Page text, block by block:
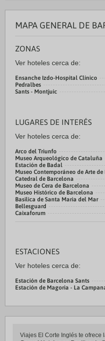
MAPA GENERAL DE
ZONAS
Ver hoteles cerca de:
Ensanche Izdo-Hospital Clínico
Pedralbes
Sants - Montjuic
LUGARES DE INTERÉS
Ver hoteles cerca de:
Arco del Triunfo
Museo Arqueológico de Cataluña
Estación de Badal
Museo Contemporáneo de Arte
Catedral de Barcelona
Museo de Cera de Barcelona
Museo Histórico de Barcelona
Basilica de Santa Maria del Mar
Bellesguard
Caixaforum
ESTACIONES
Ver hoteles cerca de:
Estación de Barcelona Sants
Estación de Magoria - La
Viajes El Corte Inglés te ofrece